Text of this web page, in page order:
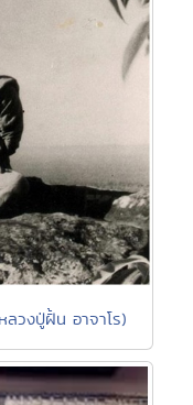
ลวงปู่ฝั้น อาจาโร)